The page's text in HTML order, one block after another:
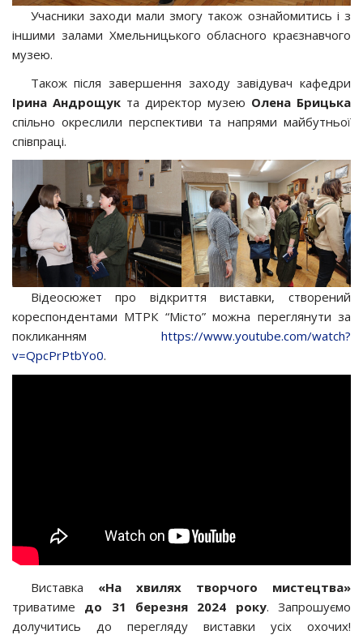
Учасники заходи мали змогу також ознайомитись і з
іншими залами Хмельницького обласного краєзнавчого
музею.
Також після завершення заходу завідувач кафедри
Ірина Андрощук та директор музею Олена Брицька
спільно окреслили перспективи та напрями майбутньої
співпраці.
Відеосюжет про відкриття виставки, створений
кореспондентами МТРК “Місто” можна переглянути за
покликанням https://www.youtube.com/watch?
v=QpcPrPtbYo0.
Виставка «На хвилях творчого мистецтва»
триватиме до 31 березня 2024 року. Запрошуємо
долучитись до перегляду виставки усіх охочих!